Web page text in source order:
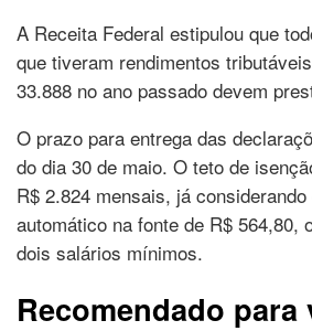
A Receita Federal estipulou que
que tiveram rendimentos
33.888 no ano passado devem
O prazo para entrega das
do dia 30 de maio. O teto de
R$ 2.824 mensais, já
automático na fonte de R$ 564,80,
dois salários mínimos.
Recomendado para